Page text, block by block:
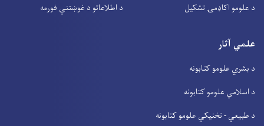
د علومو اکاډمۍ تشکیل
د اطلاعاتو د غوښتنې فورمه
علمي آثار
د بشري علومو کتابونه
د اسلامي علومو کتابونه
د طبیعي - تخنیکي علومو کتابونه